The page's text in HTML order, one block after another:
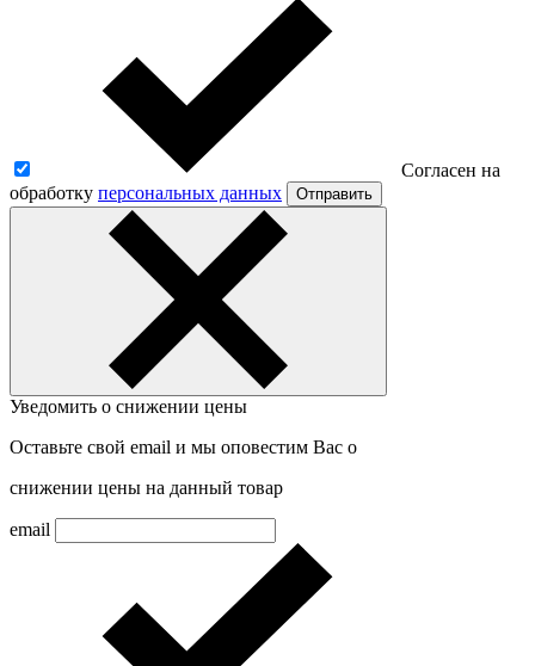
Согласен на
обработку персональных данных Отправить
Уведомить о снижении цены
Оставьте свой email и мы оповестим Вас о
снижении цены на данный товар
email